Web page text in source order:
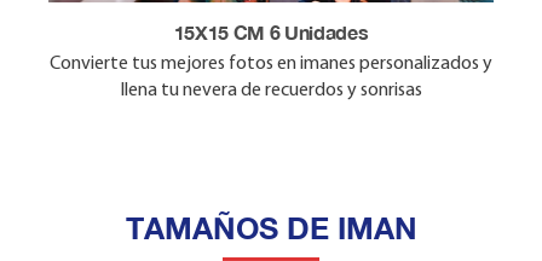
10X10 CM 12 Unidades
Convierte tus mejores fotos en imanes personalizados y
llena tu nevera de recuerdos y sonrisas
15X15 CM 6 Unidades
Convierte tus mejores fotos en imanes personalizados y
llena tu nevera de recuerdos y sonrisas
10X15 CM 9 Unidades
Convierte tus mejores fotos en imanes personalizados y
llena tu nevera de recuerdos y sonrisas
9X11 CM 12 Unidades
Convierte tus mejores fotos en imanes personalizados y
llena tu nevera de recuerdos y sonrisas
4x18 CM 12 Unidades
Convierte tus mejores fotos en imanes personalizados y
llena tu nevera de recuerdos y sonrisas
TAMAÑOS DE IMAN